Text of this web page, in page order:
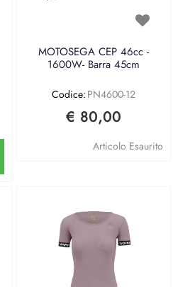
MOTOSEGA CEP 46cc -
1600W- Barra 45cm
Codice: PN4600-12
€ 80,00
Articolo Esaurito